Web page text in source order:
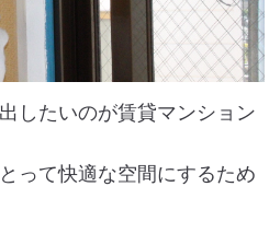
したいのが賃貸マンション
って快適な空間にするため